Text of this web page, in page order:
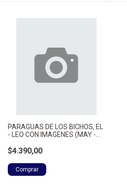
PARAGUAS DE LOS BICHOS, EL
- LEO CON IMAGENES (MAY -
$4.390,00